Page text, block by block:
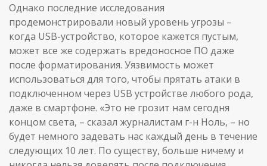
Однако последние исследования
продемонстрировали новый уровень угрозы –
когда USB-устройство, которое кажется пустым,
может все же содержать вредоносное ПО даже
после форматирования. Уязвимость может
использоваться для того, чтобы прятать атаки в
подключенном через USB устройстве любого рода,
даже в смартфоне. «Это не грозит нам сегодня
концом света, – сказал журналистам г-н Ноль, – но
будет немного задевать нас каждый день в течение
следующих 10 лет. По существу, больше ничему и